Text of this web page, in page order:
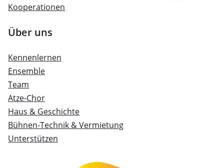
Kooperationen
Über uns
Kennenlernen
Ensemble
Team
Atze-Chor
Haus & Geschichte
Bühnen-Technik & Vermietung
Unterstützen